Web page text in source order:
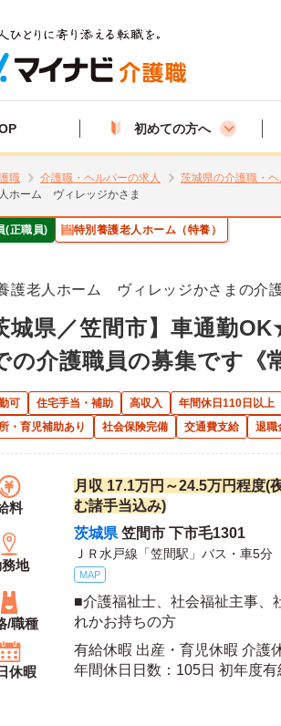
初めての方へ
職 介護職・ヘルパーの求人 茨城県の介護職・ヘ
ホーム ヴィレッジかさま
(正職員) 特別養護老人ホーム（特養）
護老人ホーム ヴィレッジかさまの介
城県／笠間市】車通勤
の介護職員の募集です《
可 住宅手当・補助 高収入 年間休日110日以上
・育児補助あり
社会保険完備 交通費支給 退職
料
月収 17.1万円～24.5万円程度(
む諸手当込み)
地
茨城県 笠間市 下市毛1301
ＪＲ水戸線「笠間駅」バス・車5分
MAP
/職種
■介護福祉士、社会福祉主事、
れかお持ちの方
休暇
有給休暇 出産・育児休暇 介護
年間休日日数：105日 初年度有給日数：10日 最